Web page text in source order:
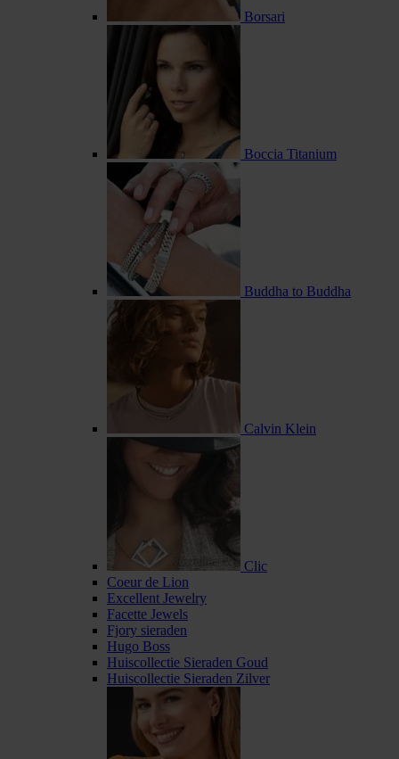
Borsari
Boccia Titanium
Buddha to Buddha
Calvin Klein
Clic
Coeur de Lion
Excellent Jewelry
Facette Jewels
Fjory sieraden
Hugo Boss
Huiscollectie Sieraden Goud
Huiscollectie Sieraden Zilver